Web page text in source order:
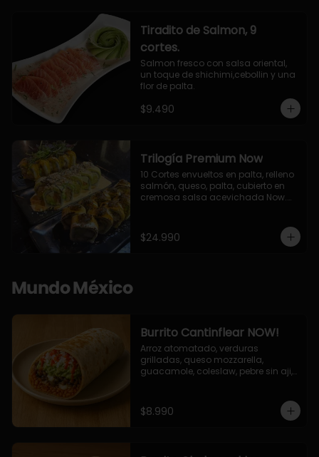
Tiradito de Salmon, 9
cortes.
Salmon fresco con salsa oriental,
un toque de shichimi,cebollin y una
flor de palta.
$9.490
Trilogía Premium Now
10 Cortes envueltos en palta, relleno
salmón, queso, palta, cubierto en
cremosa salsa acevichada Now.
palta, cubierto con topping de
chimichurri de la casa flambeado.
$24.990
Mundo México
Burrito Cantinflear NOW!
Arroz atomatado, verduras
grilladas, queso mozzarella,
guacamole, coleslaw, pebre sin aji,
$8.990